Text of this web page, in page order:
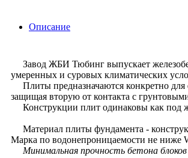
Описание
Завод ЖБИ Тюбинг выпускает
умеренных и суровых климатических
Плиты предназначаются конкретно для
защищая вторую от контакта с
Конструкции плит одинаковы как под
Материал плиты фундамента -
Марка по водонепроницаемости не ниже
Минимальная прочность бетона